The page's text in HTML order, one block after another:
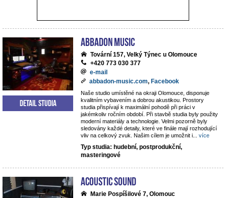
ABBADON Music
Tovární 157, Velký Týnec u Olomouce
+420 773 030 377
e-mail
abbadon-music.com, Facebook
Naše studio umístěné na okraji Olomouce, disponuje
kvalitním vybavením a dobrou akustikou. Prostory
studia přispívají k maximální pohodě při práci v
jakémkoliv ročním období. Při stavbě studia byly použity
moderní materiály a technologie. Velmi pozorně byly
sledovány každé detaily, které ve finále mají rozhodující
vliv na celkový zvuk. Našim cílem je umožnit i
více
Typ studia: hudební, postprodukční,
masteringové
Detail studia
Acoustic Sound
Marie Pospíšilové 7, Olomouc